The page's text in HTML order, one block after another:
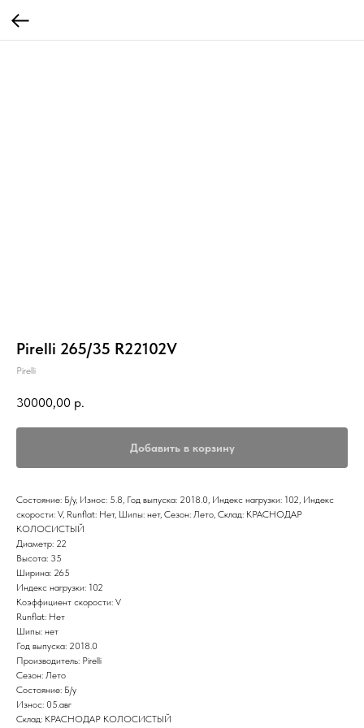
Pirelli 265/35 R22102V
Pirelli
30000,00 р.
Добавить в корзину
Состояние: Б/у, Износ: 5.8, Год выпуска: 2018.0, Индекс нагрузки: 102, Индекс
скорости: V, Runflat: Нет, Шипы: нет, Сезон: Лето, Склад: КРАСНОДАР
КОЛОСИСТЫЙ
Диаметр: 22
Высота: 35
Ширина: 265
Индекс нагрузки: 102
Коэффициент скорости: V
Runflat: Нет
Шипы: нет
Год выпуска: 2018.0
Производитель: Pirelli
Сезон: Лето
Состояние: Б/у
Износ: 05.авг
Склад: КРАСНОДАР КОЛОСИСТЫЙ